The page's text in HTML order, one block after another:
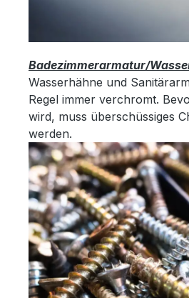
Badezimmerarmatur/
Wasserhähne und
Regel immer verchromt.
wird, muss überschüssiges
werden.